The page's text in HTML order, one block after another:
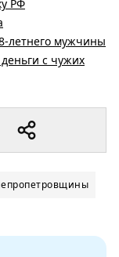
РФ
летнего мужчины
с чужих